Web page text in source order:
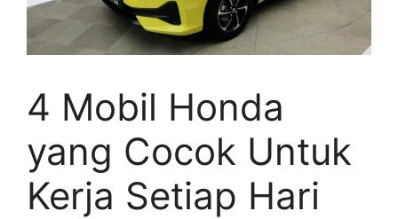
4 Mobil Honda
yang Cocok Untuk
Kerja Setiap Hari